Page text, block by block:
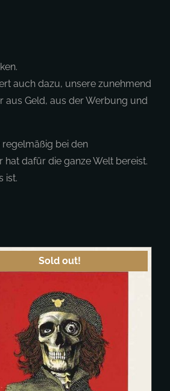
auch dazu, unsere zunehmend
aus Geld, aus der Werbung und
bei den
hat dafür die ganze Welt bereist.
ist.
Sold out!